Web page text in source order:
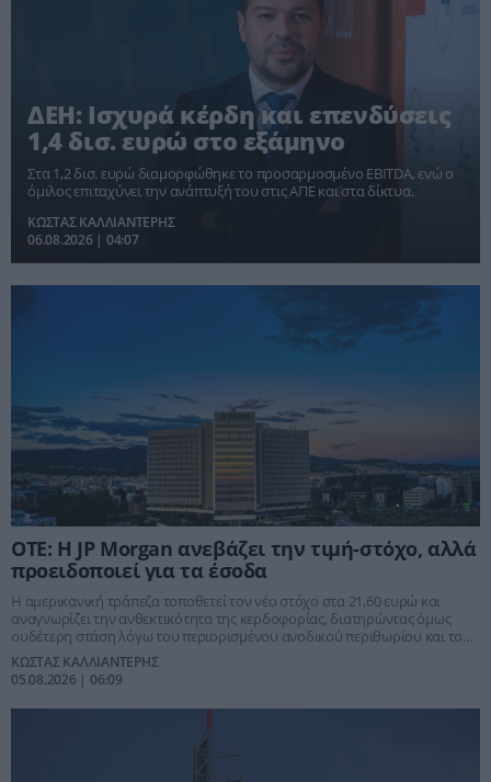
ΔΕΗ: Ισχυρά κέρδη και επενδύσεις
1,4 δισ. ευρώ στο εξάμηνο
Στα 1,2 δισ. ευρώ διαμορφώθηκε το προσαρμοσμένο EBITDA, ενώ ο
όμιλος επιταχύνει την ανάπτυξή του στις ΑΠΕ και στα δίκτυα.
ΚΩΣΤΑΣ ΚΑΛΛΙΑΝΤΕΡΗΣ
06.08.2026 | 04:07
ΟΤΕ: Η JP Morgan ανεβάζει την τιμή-στόχο, αλλά
προειδοποιεί για τα έσοδα
Η αμερικανική τράπεζα τοποθετεί τον νέο στόχο στα 21,60 ευρώ και
αναγνωρίζει την ανθεκτικότητα της κερδοφορίας, διατηρώντας όμως
ουδέτερη στάση λόγω του περιορισμένου ανοδικού περιθωρίου και του
εντεινόμενου ανταγωνισμού.
ΚΩΣΤΑΣ ΚΑΛΛΙΑΝΤΕΡΗΣ
05.08.2026 | 06:09